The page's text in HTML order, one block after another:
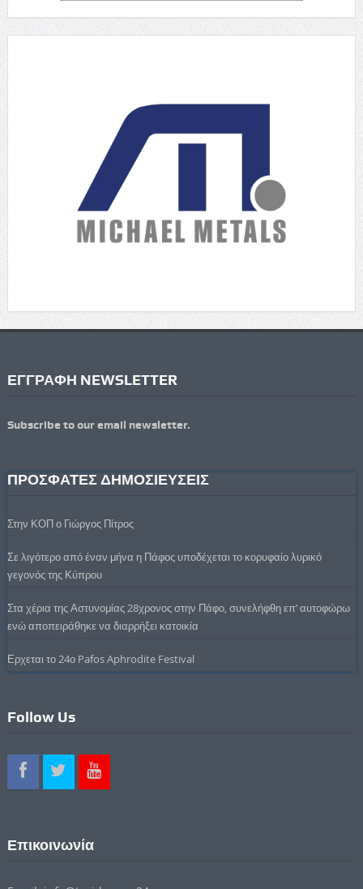
ΕΓΓΡΑΦΗ NEWSLETTER
Subscribe to our email newsletter.
ΠΡΟΣΦΑΤΕΣ ΔΗΜΟΣΙΕΥΣΕΙΣ
Στην ΚΟΠ ο Γιώργος Πίτρος
Σε λιγότερο από έναν μήνα η Πάφος υποδέχεται το κορυφαίο λυρικό
γεγονός της Κύπρου
Στα χέρια της Αστυνομίας 28χρονος στην Πάφο, συνελήφθη επ’ αυτοφώρω
ενώ αποπειράθηκε να διαρρήξει κατοικία
Ερχεται το 24ο Pafos Aphrodite Festival
Follow Us
Επικοινωνία